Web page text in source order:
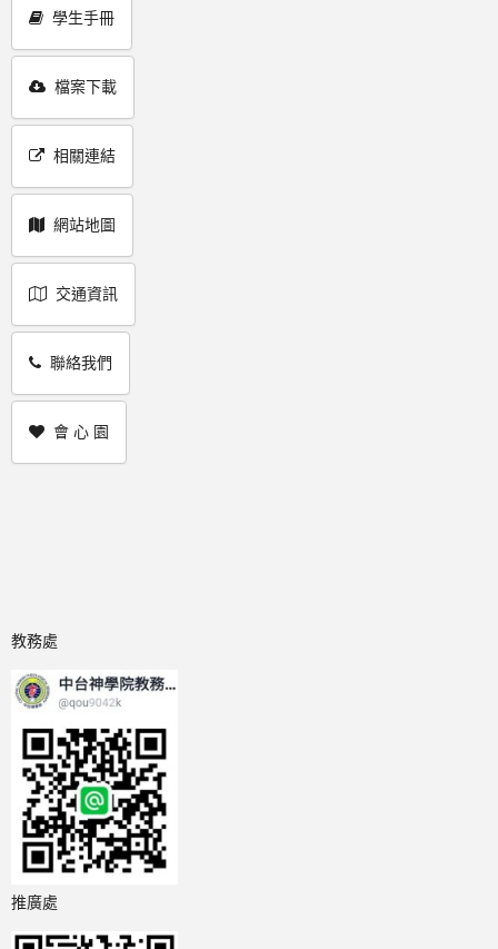
學生手冊
檔案下載
相關連結
網站地圖
交通資訊
聯絡我們
會 心 園
教務處
推廣處